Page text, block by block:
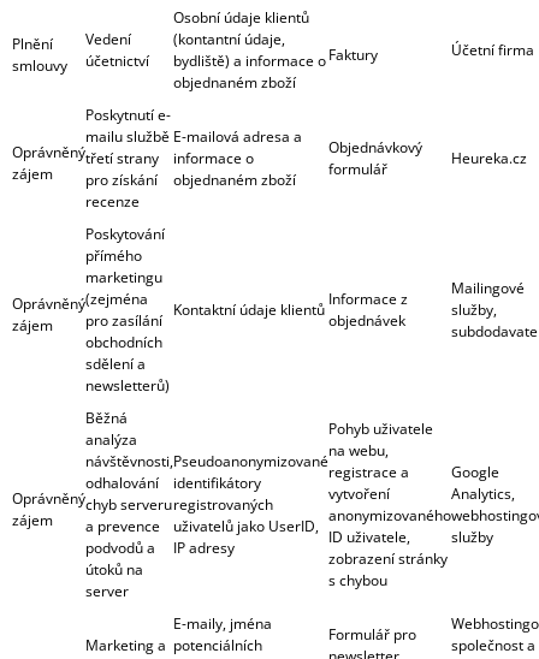
Plnění
smlouvy
Vedení
účetnictví
Osobní údaje klientů
(kontantní údaje,
bydliště) a informace o
objednaném zboží
Faktury Účetní firma
Oprávněný
zájem
Poskytnutí e-
mailu službě
třetí strany
pro získání
recenze
E-mailová adresa a
informace o
objednaném zboží
Objednávkový
formulář
Heureka.cz
Oprávněný
zájem
Poskytování
přímého
marketingu
(zejména
pro zasílání
obchodních
sdělení a
newsletterů)
Kontaktní údaje klientů
Informace z
objednávek
Mailingové
služby,
Oprávněný
zájem
Běžná
analýza
návštěvnosti,
odhalování
chyb serveru
a prevence
podvodů a
útoků na
server
Pseudoanonymizované
identifikátory
registrovaných
uživatelů jako UserID,
IP adresy
Pohyb uživatele
na webu,
registrace a
vytvoření
anonymizovaného
ID uživatele,
zobrazení stránky
s chybou
Google
Analytics,
služby
Marketing a
E-maily, jména
potenciálních
Formulář pro
společnost a